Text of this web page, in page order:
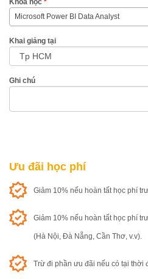
Khóa học *
Microsoft Power BI Data Analyst
Khai giảng tại
Ghi chú
Ưu đãi học phí
Giảm 10% nếu hoàn tất học phí
Giảm 10% nếu hoàn tất học phí
(Hà Nội, Đà Nẵng, Cần Thơ, v.v).
Trừ đi phần ưu đãi nếu có tại thời